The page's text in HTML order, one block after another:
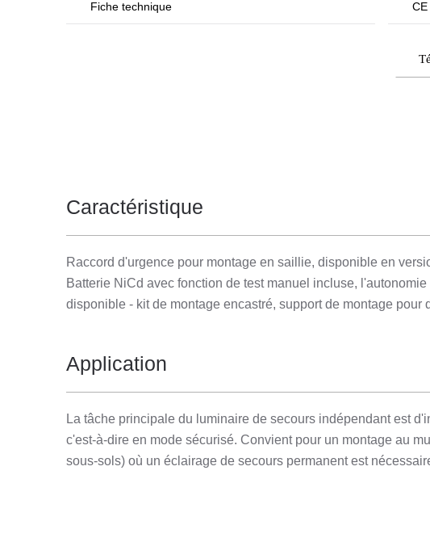
Fiche technique CE
Caractéristique
Raccord d'urgence pour montage en saillie, disponible en
Batterie NiCd avec fonction de test manuel incluse,
disponible - kit de montage encastré, support de montage pour
Application
La tâche principale du luminaire de secours indépendant est
c'est-à-dire en mode sécurisé. Convient pour un montage au
sous-sols) où un éclairage de secours permanent est